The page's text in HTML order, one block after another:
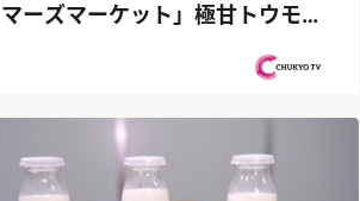
マーズマーケット」極甘トウモロ